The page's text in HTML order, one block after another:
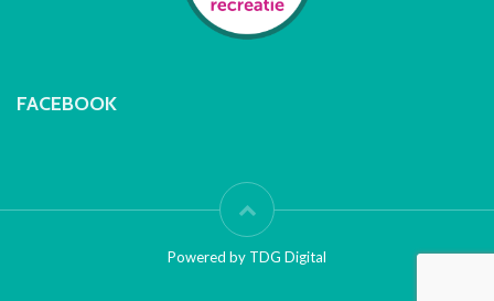
FACEBOOK
Powered by TDG Digital